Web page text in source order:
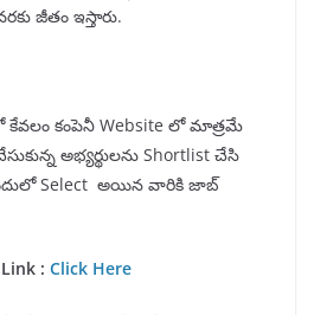
జీతం ఇస్తారు.
కంపెనీ Website లో మాత్రమే
అభ్యర్థులను Shortlist చేసి
Select అయిన వారికి జాబ్
: Click Here